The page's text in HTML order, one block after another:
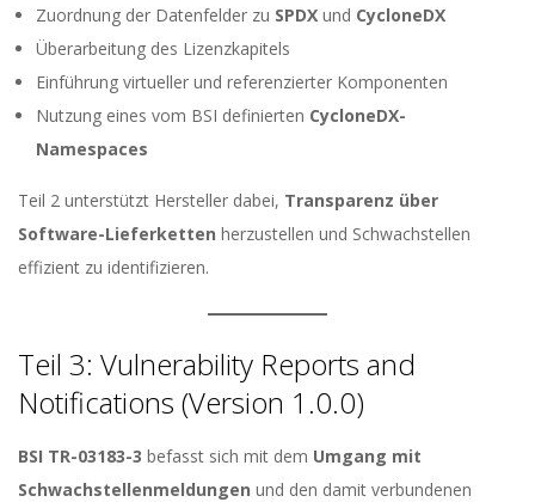
Zuordnung der Datenfelder zu SPDX und CycloneDX
Überarbeitung des Lizenzkapitels
Einführung virtueller und referenzierter Komponenten
Nutzung eines vom BSI definierten CycloneDX-
Namespaces
Teil 2 unterstützt Hersteller dabei, Transparenz über
Software-Lieferketten herzustellen und Schwachstellen
effizient zu identifizieren.
Teil 3: Vulnerability Reports and
Notifications (Version 1.0.0)
BSI TR-03183-3 befasst sich mit dem Umgang mit
Schwachstellenmeldungen und den damit verbundenen